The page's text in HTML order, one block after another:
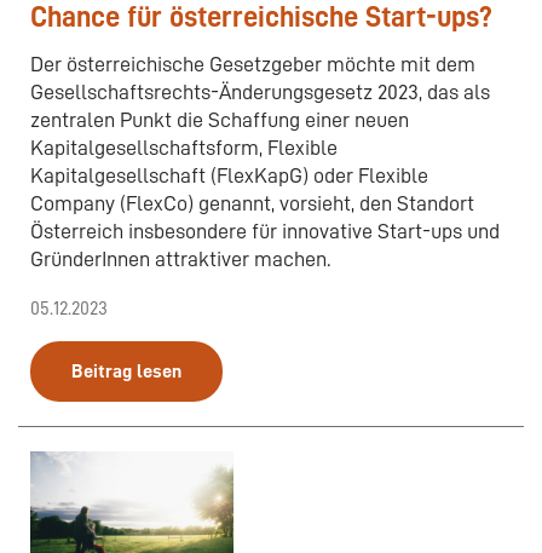
Chance für österreichische Start-ups?
Der österreichische Gesetzgeber möchte mit dem
Gesellschaftsrechts-Änderungsgesetz 2023, das als
zentralen Punkt die Schaffung einer neuen
Kapitalgesellschaftsform, Flexible
Kapitalgesellschaft (FlexKapG) oder Flexible
Company (FlexCo) genannt, vorsieht, den Standort
Österreich insbesondere für innovative Start-ups und
GründerInnen attraktiver machen.
05.12.2023
Beitrag lesen